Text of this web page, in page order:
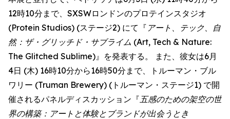
12時10分まで、SXSWロンドンのプロテインスタジオ
(Protein Studios) (ステージ2) にて『 アート、テック、自
然：ザ・グリッチド・サブライム (Art, Tech & Nature:
The Glitched Sublime)』を発表する。 また、彼女は6月
4日 (木) 16時10分から16時50分まで、トルーマン・ブル
ワリー (Truman Brewery) (トルーマン・ステージ1) で開
催されるパネルディスカッション『五感のための架空の世
界の構築：アートと体験とブランドが出会うとき